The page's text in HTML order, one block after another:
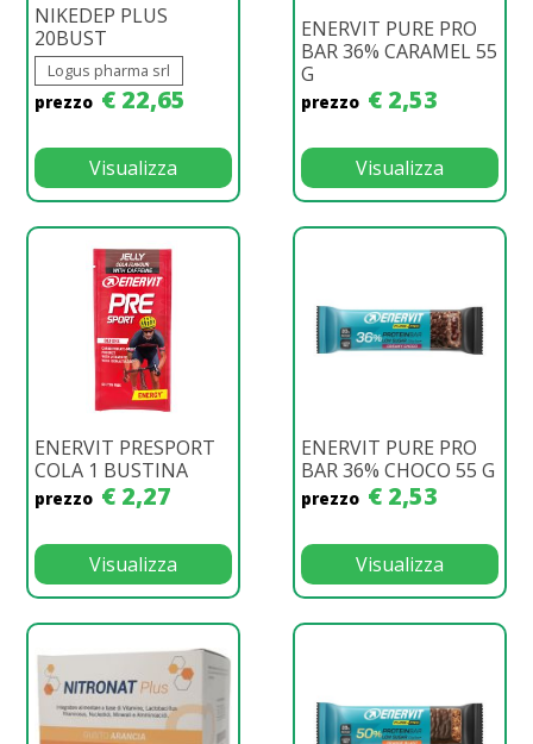
NIKEDEP PLUS
20BUST
Logus pharma srl
prezzo € 22,65
Visualizza
ENERVIT PURE PRO
BAR 36% CARAMEL 55
G
prezzo € 2,53
Visualizza
ENERVIT PRESPORT
COLA 1 BUSTINA
prezzo € 2,27
Visualizza
ENERVIT PURE PRO
BAR 36% CHOCO 55 G
prezzo € 2,53
Visualizza